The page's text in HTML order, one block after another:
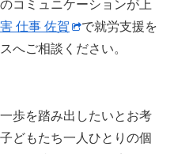
コミュニケーションが上
仕事 佐賀
で就労支援を
へご相談ください。
歩を踏み出したいとお考
どもたち一人ひとりの個